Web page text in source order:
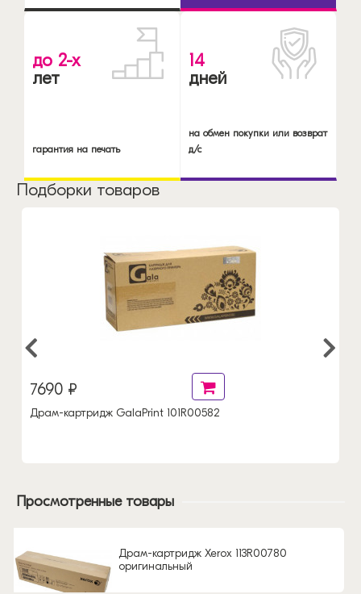
до 2-х
лет
гарантия на печать
14
дней
на обмен покупки или возврат
д/с
Подборки товаров
7690 ₽
Драм-картридж GalaPrint 101R00582
Просмотренные товары
Драм-картридж Xerox 113R00780
оригинальный